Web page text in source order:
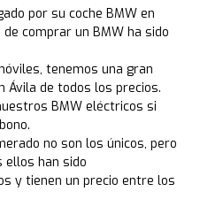
por su coche BMW en
comprar un BMW ha sido
tenemos una gran
Ávila de todos los precios.
BMW eléctricos si
no son los únicos, pero
ellos han sido
y tienen un precio entre los